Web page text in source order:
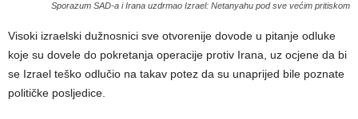
Sporazum SAD-a i Irana uzdrmao Izrael: Netanyahu pod sve većim pritiskom
Visoki izraelski dužnosnici sve otvorenije dovode u pitanje odluke
koje su dovele do pokretanja operacije protiv Irana, uz ocjene da bi
se Izrael teško odlučio na takav potez da su unaprijed bile poznate
političke posljedice.